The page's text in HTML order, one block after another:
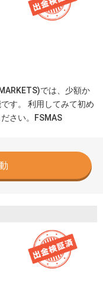
では、少額か
す。 利用してみて初め
さい。FSMAS